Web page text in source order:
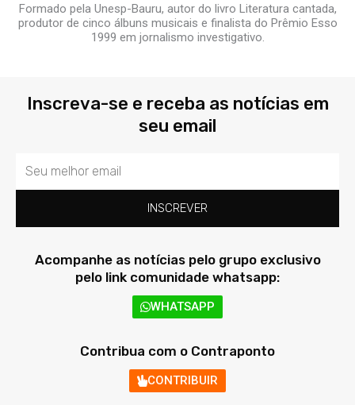
Formado pela Unesp-Bauru, autor do livro Literatura cantada,
produtor de cinco álbuns musicais e finalista do Prêmio Esso
1999 em jornalismo investigativo.
Inscreva-se e receba as notícias em
seu email
Email
INSCREVER
Acompanhe as notícias pelo grupo exclusivo
pelo link comunidade whatsapp:
WHATSAPP
Contribua com o Contraponto
CONTRIBUIR